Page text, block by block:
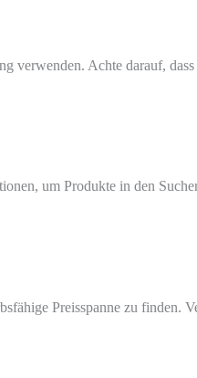
verwenden. Achte darauf,
um Produkte in den
Preisspanne zu finden.